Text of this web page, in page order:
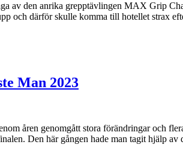
av den anrika grepptävlingen MAX Grip
och därför skulle komma till hotellet strax
Man 2023
åren genomgått stora förändringar och
Den här gången hade man tagit hjälp